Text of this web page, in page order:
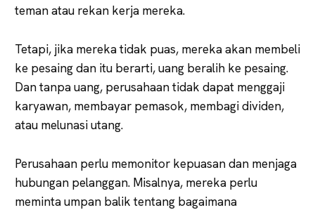
teman atau rekan kerja mereka.
Tetapi, jika mereka tidak puas, mereka akan membeli
ke pesaing dan itu berarti, uang beralih ke pesaing.
Dan tanpa uang, perusahaan tidak dapat menggaji
karyawan, membayar pemasok, membagi dividen,
atau melunasi utang.
Perusahaan perlu memonitor kepuasan dan menjaga
hubungan pelanggan. Misalnya, mereka perlu
meminta umpan balik tentang bagaimana